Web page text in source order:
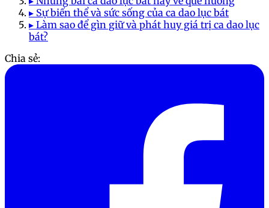
▸ Sự biến thể và sức sống của ca dao lục bát
▸ Làm sao để gìn giữ và phát huy giá trị ca dao lục
bát?
Chia sẻ: